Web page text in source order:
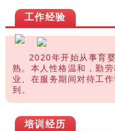
工作经验
2020年开始从事育
熟。本人性格温和，勤
业、在服务期间对待工
到。
培训经历